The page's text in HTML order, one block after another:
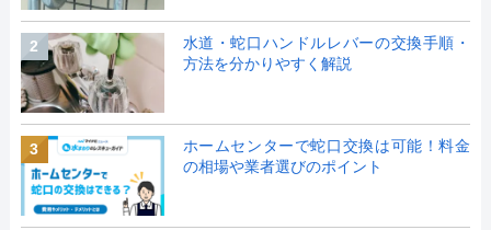
2
水道・蛇口ハンドルレバーの交換手順・
方法を分かりやすく解説
3
ホームセンターで蛇口交換は可能！料金
の相場や業者選びのポイント